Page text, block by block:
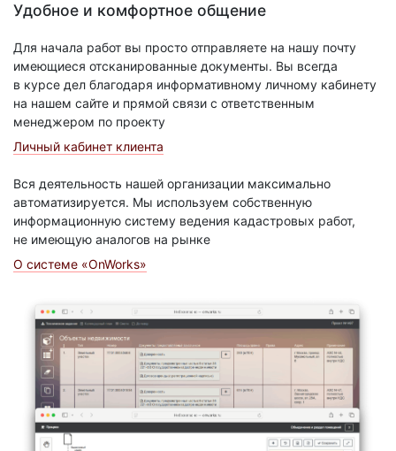
Удобное и комфортное общение
Для начала работ вы просто отправляете на нашу почту
имеющиеся отсканированные документы. Вы всегда
в курсе дел благодаря информативному личному кабинету
на нашем сайте и прямой связи с ответственным
менеджером по проекту
Личный кабинет клиента
Вся деятельность нашей организации максимально
автоматизируется. Мы используем собственную
информационную систему ведения кадастровых работ,
не имеющую аналогов на рынке
О системе «OnWorks»